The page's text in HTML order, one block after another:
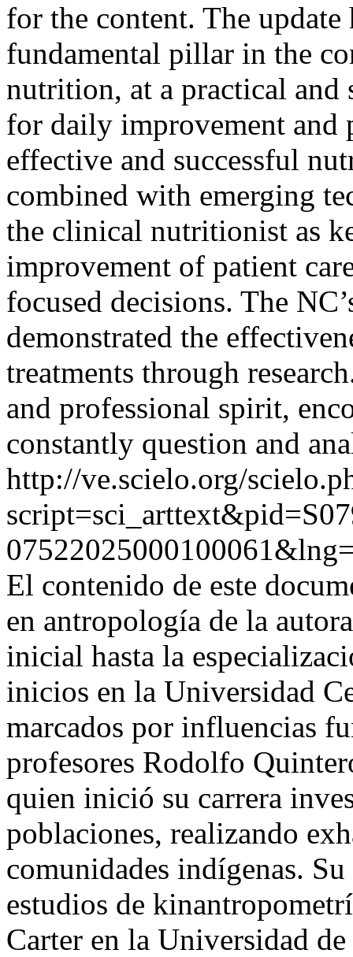
for the content. The update
fundamental pillar in the
nutrition, at a practical and
for daily improvement and
effective and successful
combined with emerging
the clinical nutritionist as
improvement of patient
focused decisions. The
demonstrated the
treatments through
and professional spirit,
constantly question and
http://ve.scielo.org/
El contenido de este
en antropología de la
inicial hasta la
inicios en la Universidad
marcados por influencias
profesores Rodolfo
quien inició su carrera
poblaciones, realizando
comunidades indígenas.
estudios de
Carter en la Universidad